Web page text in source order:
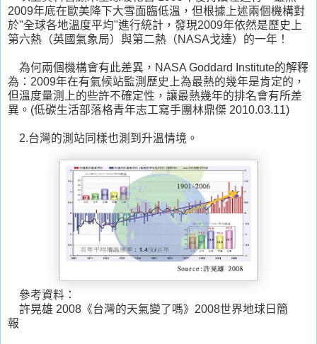
2009年底在歐美降下大雪面臨低溫，但根據上述兩個機構對
於"全球各地溫度平均"進行統計，發現2009年依然是歷史上
第六熱（英國氣象局）與第二熱（NASA戈達）的一年！
為何兩個機構會有此差異，NASA Goddard Institute的解釋
為：2009年在有氣候站監測歷史上為最熱的幾年是肯定的，
但溫度量測上的些許不確定性，讓最熱幾年的排名會有所差
異。(低碳生活部落格青年志工寫手團林鼎傑 2010.03.11)
2.台灣的測站同樣也測到升溫情境。
參考資料：
許晃雄 2008《台灣的天氣變了嗎》2008世界地球日簡
報